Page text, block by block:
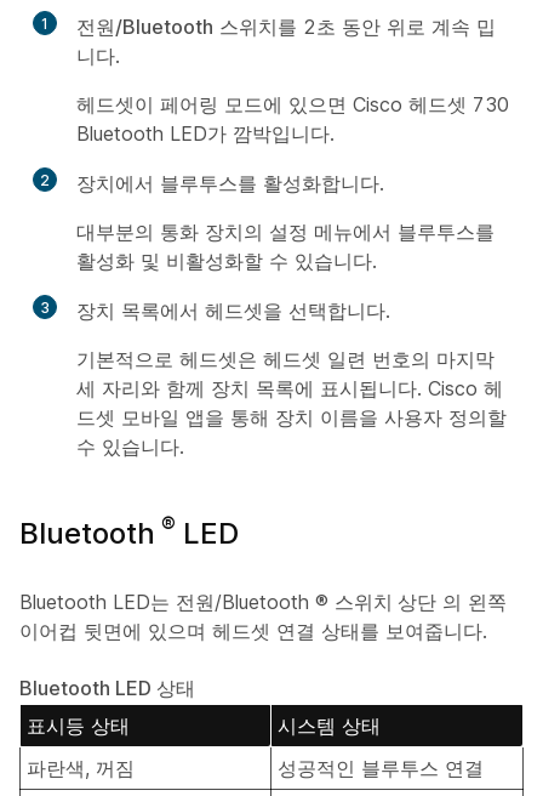
1 전원/Bluetooth 스위치를 2초 동안 위로 계속 밉
니다.
헤드셋이 페어링 모드에 있으면 Cisco 헤드셋 730
Bluetooth LED가 깜박입니다.
2
장치에서 블루투스를 활성화합니다.
대부분의 통화 장치의 설정 메뉴에서 블루투스를
활성화 및 비활성화할 수 있습니다.
3
장치 목록에서 헤드셋을 선택합니다.
기본적으로 헤드셋은 헤드셋 일련 번호의 마지막
세 자리와 함께 장치 목록에 표시됩니다. Cisco 헤
드셋 모바일 앱을 통해 장치 이름을 사용자 정의할
수 있습니다.
Bluetooth ® LED
Bluetooth LED는 전원/Bluetooth ® 스위치 상단 의 왼쪽
이어컵 뒷면에 있으며 헤드셋 연결 상태를 보여줍니다.
Bluetooth LED 상태
표시등 상태
시스템 상태
파란색, 꺼짐
성공적인 블루투스 연결